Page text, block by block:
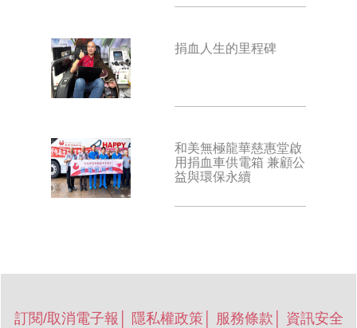
捐血人生的里程碑
和美無極龍華慈惠堂啟
用捐血車供電箱 兼顧公
益與環保永續
訂閱/取消電子報 隱私權政策 服務條款
資訊安全